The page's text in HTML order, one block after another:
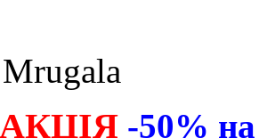
Mrugala
АКЦІЯ -50%